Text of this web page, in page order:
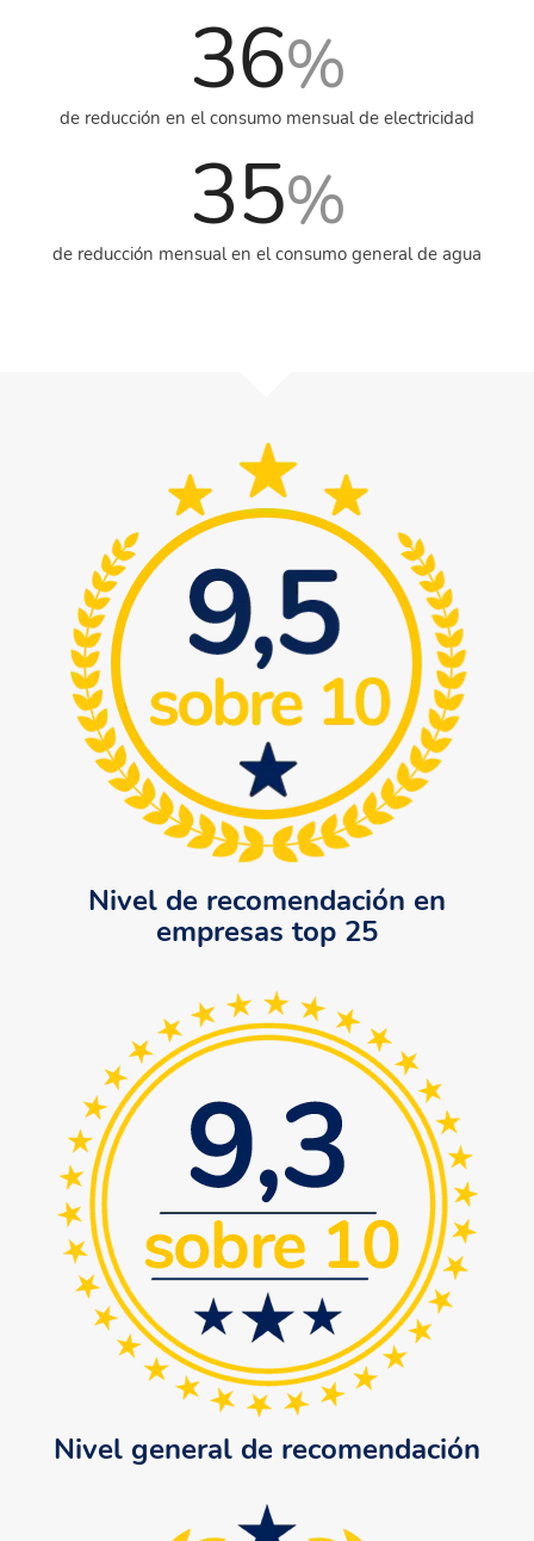
36%
de reducción en el consumo mensual de electricidad
35%
de reducción mensual en el consumo general de agua
Nivel de recomendación en
empresas top 25
Nivel general de recomendación